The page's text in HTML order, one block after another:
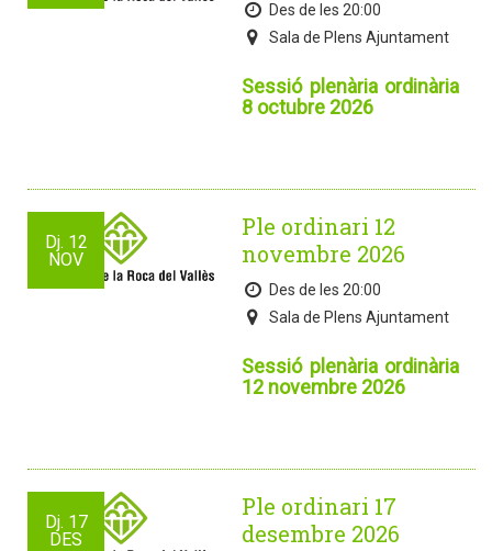
Des de les 20:00
Sala de Plens Ajuntament
Sessió plenària ordinària
8 octubre 2026
Dj. 12
NOV
Ple ordinari 12
novembre 2026
Des de les 20:00
Sala de Plens Ajuntament
Sessió plenària ordinària
12 novembre 2026
Dj. 17
DES
Ple ordinari 17
desembre 2026